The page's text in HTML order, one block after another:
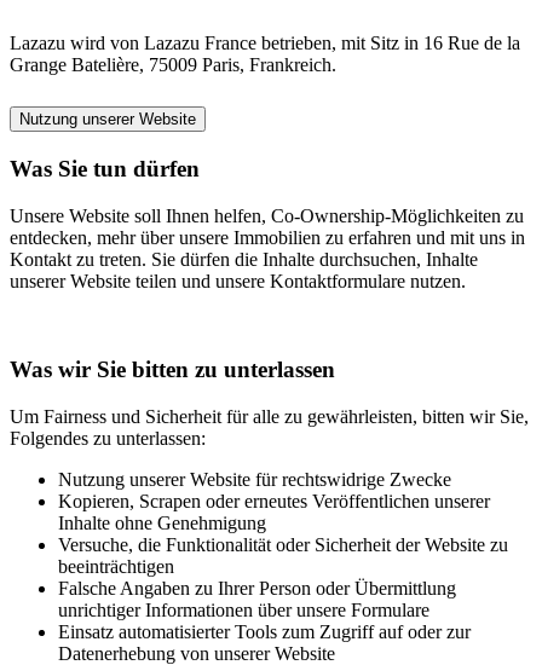
Lazazu wird von Lazazu France betrieben, mit Sitz in 16 Rue de la
Grange Batelière, 75009 Paris, Frankreich.
Nutzung unserer Website
Was Sie tun dürfen
Unsere Website soll Ihnen helfen, Co-Ownership-Möglichkeiten zu
entdecken, mehr über unsere Immobilien zu erfahren und mit uns in
Kontakt zu treten. Sie dürfen die Inhalte durchsuchen, Inhalte
unserer Website teilen und unsere Kontaktformulare nutzen.
Was wir Sie bitten zu unterlassen
Um Fairness und Sicherheit für alle zu gewährleisten, bitten wir Sie,
Folgendes zu unterlassen:
Nutzung unserer Website für rechtswidrige Zwecke
Kopieren, Scrapen oder erneutes Veröffentlichen unserer
Inhalte ohne Genehmigung
Versuche, die Funktionalität oder Sicherheit der Website zu
beeinträchtigen
Falsche Angaben zu Ihrer Person oder Übermittlung
unrichtiger Informationen über unsere Formulare
Einsatz automatisierter Tools zum Zugriff auf oder zur
Datenerhebung von unserer Website